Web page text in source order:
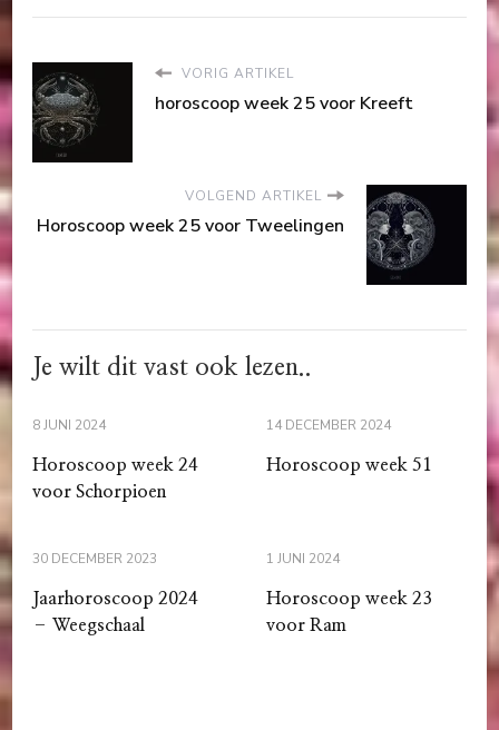
VORIG ARTIKEL
horoscoop week 25 voor Kreeft
VOLGEND ARTIKEL
Horoscoop week 25 voor Tweelingen
Je wilt dit vast ook lezen..
8 JUNI 2024
Horoscoop week 24
voor Schorpioen
14 DECEMBER 2024
Horoscoop week 51
30 DECEMBER 2023
Jaarhoroscoop 2024
– Weegschaal
1 JUNI 2024
Horoscoop week 23
voor Ram